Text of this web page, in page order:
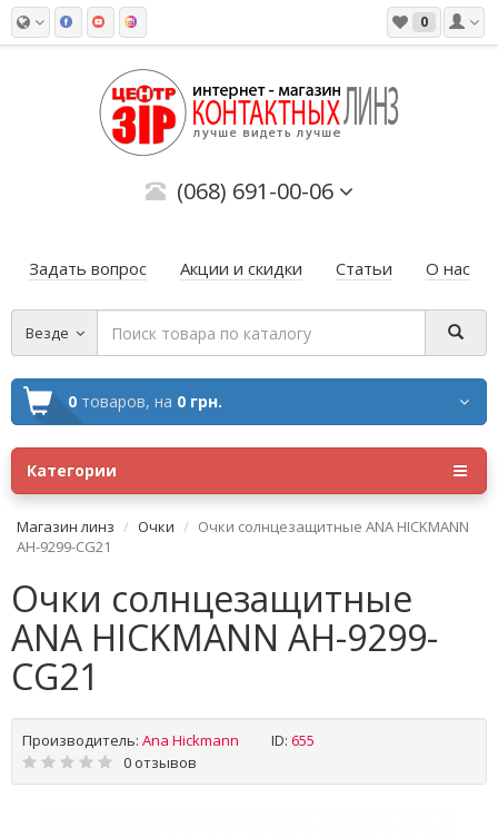
0
(068) 691-00-06
Задать вопрос Акции и скидки Статьи О нас
Везде
0 товаров, на 0 грн.
Категории
Магазин линз Очки
Очки солнцезащитные ANA HICKMANN
AH-9299-CG21
Очки солнцезащитные
ANA HICKMANN AH-9299-
CG21
Производитель: Ana Hickmann ID: 655
0 отзывов